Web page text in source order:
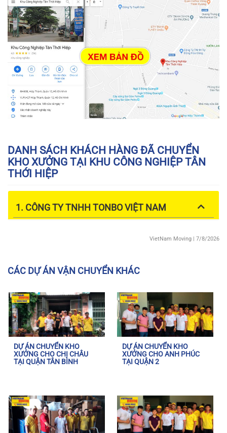
DANH SÁCH KHÁCH HÀNG ĐÃ CHUYỂN
KHO XƯỞNG TẠI KHU CÔNG NGHIỆP TÂN
THỚI HIỆP
1. CÔNG TY TNHH TONBO VIỆT NAM
VietNam Moving | 7/8/2026
CÁC DỰ ÁN VẬN CHUYỂN KHÁC
DỰ ÁN CHUYỂN KHO
XƯỞNG CHO CHỊ CHÂU
TẠI QUẬN TÂN BÌNH
DỰ ÁN CHUYỂN KHO
XƯỞNG CHO ANH PHÚC
TẠI QUẬN 2